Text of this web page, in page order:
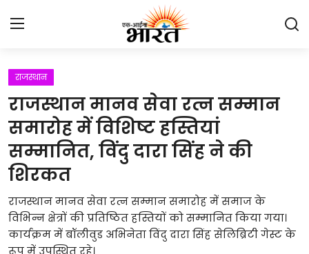
Home
प्रेस रिलीज़
देश
लाइफस्टाइल
राजस्थान
राजस्थान मानव सेवा रत्न सम्मान
समारोह में विशिष्ट हस्तियां
सम्मानित, विंदु दारा सिंह ने की
शिरकत
राजस्थान मानव सेवा रत्न सम्मान समारोह में समाज के
विभिन्न क्षेत्रों की प्रतिष्ठित हस्तियों को सम्मानित किया गया।
कार्यक्रम में बॉलीवुड अभिनेता विंदु दारा सिंह सेलिब्रिटी गेस्ट के
रूप में उपस्थित रहे।